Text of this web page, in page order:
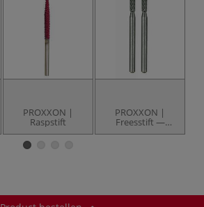
PROXXON |
Raspstift
PROXXON |
Freesstift —
wolfram-